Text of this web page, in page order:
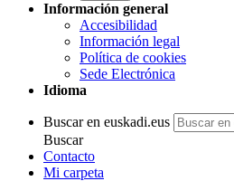
Información general
Accesibilidad
Información legal
Política de cookies
Sede Electrónica
Idioma
Buscar en euskadi.eus
Buscar
Contacto
Mi carpeta